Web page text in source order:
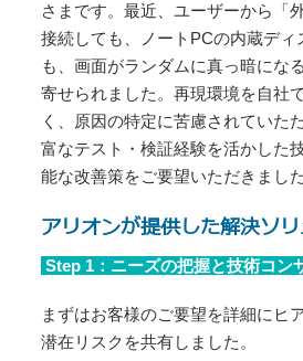
さまです。最近、ユーザーから「
接続しても、ノートPCの内蔵ディ
も、画面がランダムに真っ暗にな
寄せられました。再現環境を自社
く、原因の特定に苦慮されていた
富なテスト・検証経験を活かした
能な改善策をご要望いただきました
アリオンが提供した解決ソ
Step 1：ニーズの把握と技術コン
まずはお客様のご要望を詳細にヒ
潜在リスクを共有しました。